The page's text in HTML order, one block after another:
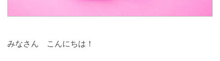
みなさん こんにちは！